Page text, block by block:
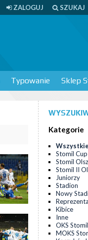
ZALOGUJ SZUKAJ
Typowanie Sklep
Kategorie
Wszystkie
Stomil Cup
Stomil
Stomil II
Juniorzy
Stadion
Nowy
Kibice
Inne
OKS
MOKS